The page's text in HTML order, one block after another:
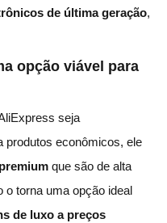
de última geração,
opção viável para
seja
produtos econômicos, ele
que são de alta
torna uma opção ideal
de luxo a preços